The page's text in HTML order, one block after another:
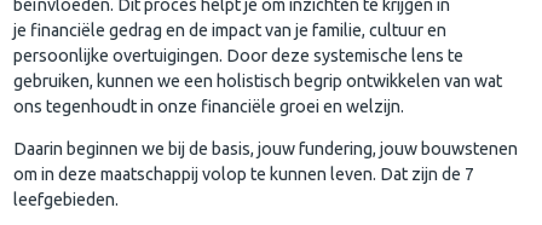
beïnvloeden. Dit proces helpt je om inzichten te krijgen in
je financiële gedrag en de impact van je familie, cultuur en
persoonlijke overtuigingen. Door deze systemische lens te
gebruiken, kunnen we een holistisch begrip ontwikkelen van wat
ons tegenhoudt in onze financiële groei en welzijn.
Daarin beginnen we bij de basis, jouw fundering, jouw bouwstenen
om in deze maatschappij volop te kunnen leven. Dat zijn de 7
leefgebieden.